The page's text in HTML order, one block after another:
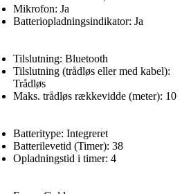
Mikrofon: Ja
Batteriopladningsindikator: Ja
Tilslutning: Bluetooth
Tilslutning (trådløs eller med kabel):
Trådløs
Maks. trådløs rækkevidde (meter): 10
Batteritype: Integreret
Batterilevetid (Timer): 38
Opladningstid i timer: 4